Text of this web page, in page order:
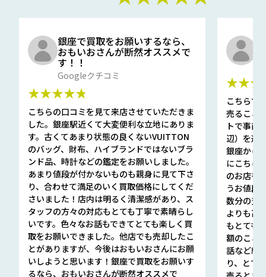
銀座で買取をお願いするなら、
おもいおさんが断然オススメで
す！！
Googleクチコミ
★★★★★
こちらの口コミを見て来店させていただきま
した。銀座駅近くて大変便利な立地にありま
す。古くてあまり状態の良くないVUITTON
のバッグ、財布、ハイブランドではないブラ
ンド品、時計などの鑑定をお願いしました。
あまり値段が付かないものも親身に見て下さ
り、合わせて満足のいく買取価格にしてくだ
さいました！店内は明るく清潔感があり、ス
タッフの方々の対応もとても丁寧で素晴らし
いです。色々なお話もできてとても楽しく買
取をお願いできました。他店でも売却したこ
とがありますが、今後はおもいおさんにお願
いしようと思います！銀座で買取をお願いす
るなら、おもいおさんが断然オススメで
こちらで
売ること
トで事前
辺）を選
銀座から
にこちら
のお店も
うお値段
数分の査
よりも高
もとても
額のこと
話など細
り、とて